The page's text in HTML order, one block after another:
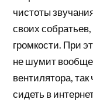
чистоты
своих
громкости. При
не шумит вообще
вентилятора,
сидеть в